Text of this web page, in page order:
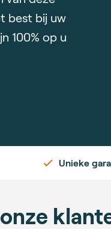
best bij uw
100% op u
Unieke